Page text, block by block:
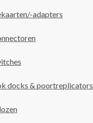
adapters
docks & poortreplicators